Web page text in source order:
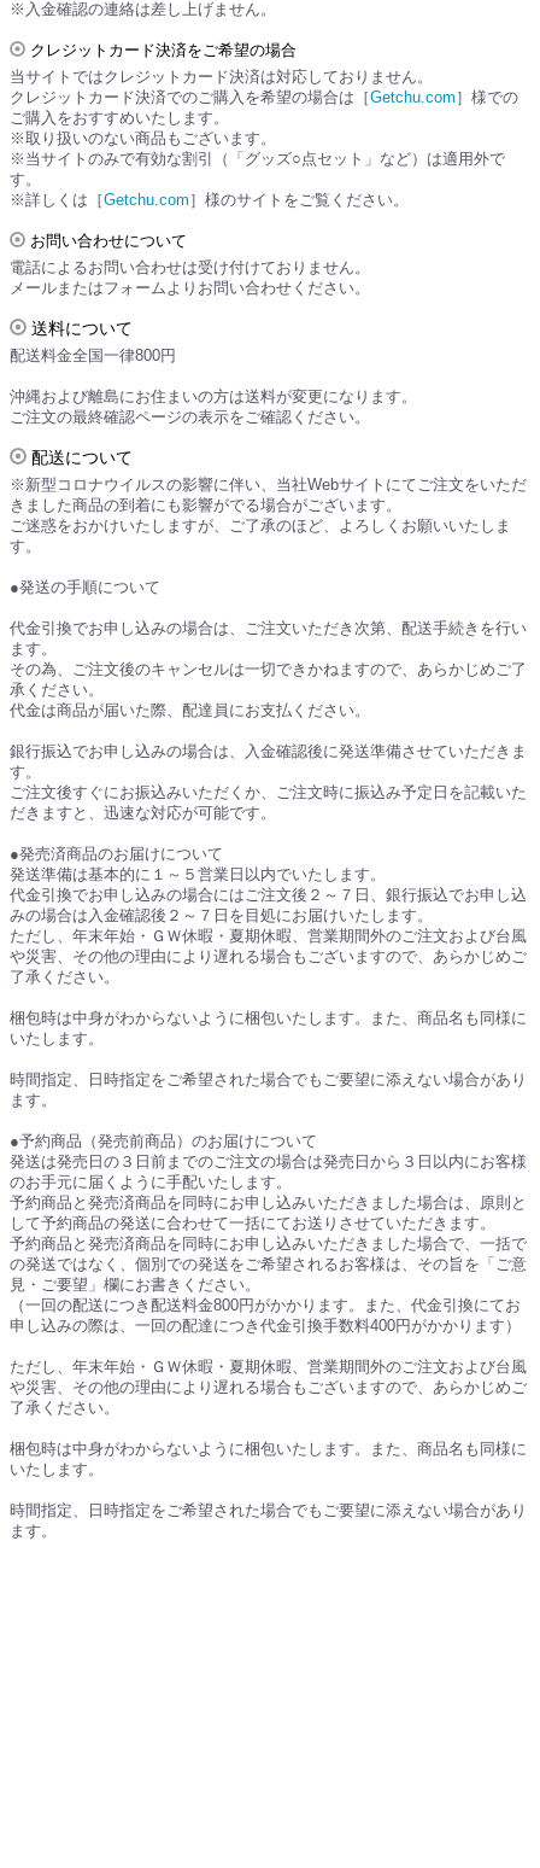
※入金確認の連絡は差し上げません。
クレジットカード決済をご希望の場合
当サイトではクレジットカード決済は対応しておりません。
クレジットカード決済でのご購入を希望の場合は［Getchu.com ］様での
ご購入をおすすめいたします。
※取り扱いのない商品もございます。
※当サイトのみで有効な割引（「グッズ○点セット」など）は適用外で
す。
※詳しくは［Getchu.com ］様のサイトをご覧ください。
お問い合わせについて
電話によるお問い合わせは受け付けておりません。
メールまたはフォームよりお問い合わせください。
送料について
配送料金全国一律800円
沖縄および離島にお住まいの方は送料が変更になります。
ご注文の最終確認ページの表示をご確認ください。
配送について
※新型コロナウイルスの影響に伴い、当社Webサイトにてご注文をいただ
きました商品の到着にも影響がでる場合がございます。
ご迷惑をおかけいたしますが、ご了承のほど、よろしくお願いいたしま
す。
●発送の手順について
代金引換でお申し込みの場合は、ご注文いただき次第、配送手続きを行い
ます。
その為、ご注文後のキャンセルは一切できかねますので、あらかじめご了
承ください。
代金は商品が届いた際、配達員にお支払ください。
銀行振込でお申し込みの場合は、入金確認後に発送準備させていただきま
す。
ご注文後すぐにお振込みいただくか、ご注文時に振込み予定日を記載いた
だきますと、迅速な対応が可能です。
●発売済商品のお届けについて
発送準備は基本的に１～５営業日以内でいたします。
代金引換でお申し込みの場合にはご注文後２～７日、銀行振込でお申し込
みの場合は入金確認後２～７日を目処にお届けいたします。
ただし、年末年始・ＧＷ休暇・夏期休暇、営業期間外のご注文および台風
や災害、その他の理由により遅れる場合もございますので、あらかじめご
了承ください。
梱包時は中身がわからないように梱包いたします。また、商品名も同様に
いたします。
時間指定、日時指定をご希望された場合でもご要望に添えない場合があり
ます。
●予約商品（発売前商品）のお届けについて
発送は発売日の３日前までのご注文の場合は発売日から３日以内にお客様
のお手元に届くように手配いたします。
予約商品と発売済商品を同時にお申し込みいただきました場合は、原則と
して予約商品の発送に合わせて一括にてお送りさせていただきます。
予約商品と発売済商品を同時にお申し込みいただきました場合で、一括で
の発送ではなく、個別での発送をご希望されるお客様は、その旨を「ご意
見・ご要望」欄にお書きください。
（一回の配送につき配送料金800円がかかります。また、代金引換にてお
申し込みの際は、一回の配達につき代金引換手数料400円がかかります）
ただし、年末年始・ＧＷ休暇・夏期休暇、営業期間外のご注文および台風
や災害、その他の理由により遅れる場合もございますので、あらかじめご
了承ください。
梱包時は中身がわからないように梱包いたします。また、商品名も同様に
いたします。
時間指定、日時指定をご希望された場合でもご要望に添えない場合があり
ます。